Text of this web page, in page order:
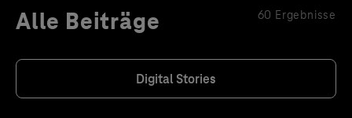
Alle Beiträge 60 Ergebnisse
Digital Stories